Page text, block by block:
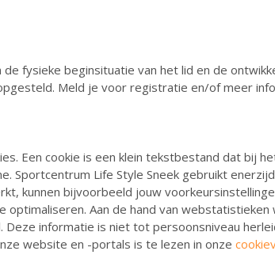
fysieke beginsituatie van het lid en de
Meld je voor registratie en/of meer
Een cookie is een klein tekstbestand dat bij
Life Style Sneek gebruikt
kunnen bijvoorbeeld jouw
Aan de hand van
informatie is niet tot persoonsniveau
website en -portals is te lezen in onze